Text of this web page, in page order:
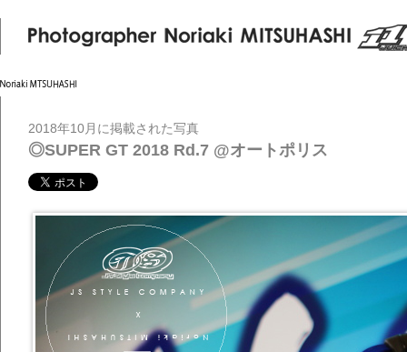
2018年10月に掲載された写真
◎SUPER GT 2018 Rd.7 @オートポリス